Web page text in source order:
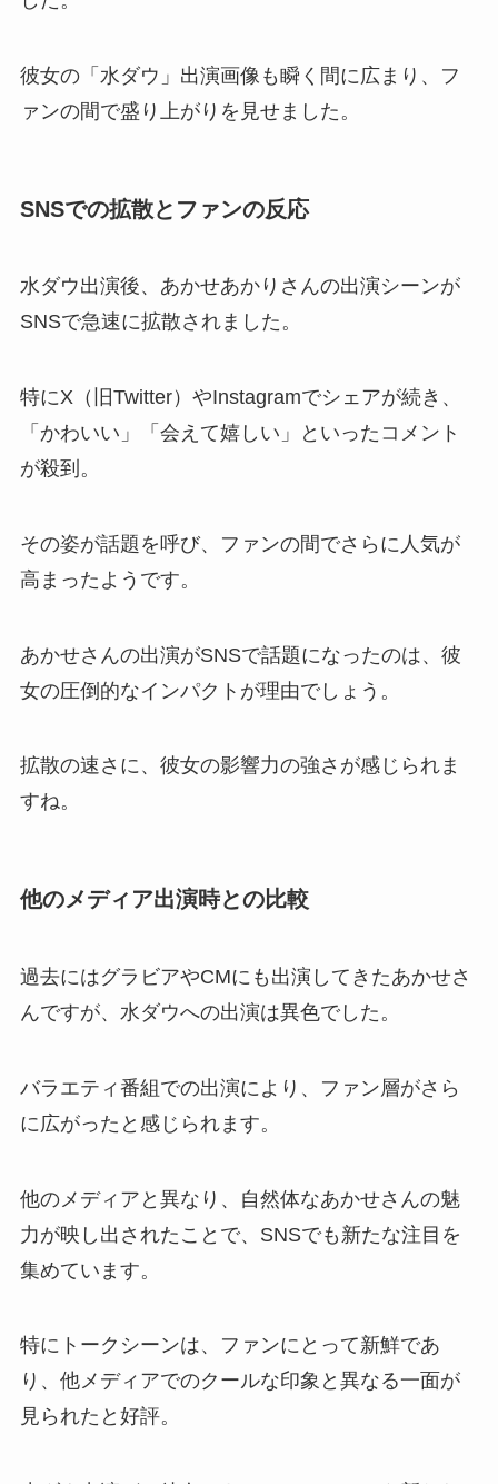
彼女の「水ダウ」出演画像も瞬く間に広まり、フ
ァンの間で盛り上がりを見せました。
SNSでの拡散とファンの反応
水ダウ出演後、あかせあかりさんの出演シーンが
SNSで急速に拡散されました。
特にX（旧Twitter）やInstagramでシェアが続き、
「かわいい」「会えて嬉しい」といったコメント
が殺到。
その姿が話題を呼び、ファンの間でさらに人気が
高まったようです。
あかせさんの出演がSNSで話題になったのは、彼
女の圧倒的なインパクトが理由でしょう。
拡散の速さに、彼女の影響力の強さが感じられま
すね。
他のメディア出演時との比較
過去にはグラビアやCMにも出演してきたあかせさ
んですが、水ダウへの出演は異色でした。
バラエティ番組での出演により、ファン層がさら
に広がったと感じられます。
他のメディアと異なり、自然体なあかせさんの魅
力が映し出されたことで、SNSでも新たな注目を
集めています。
特にトークシーンは、ファンにとって新鮮であ
り、他メディアでのクールな印象と異なる一面が
見られたと好評。